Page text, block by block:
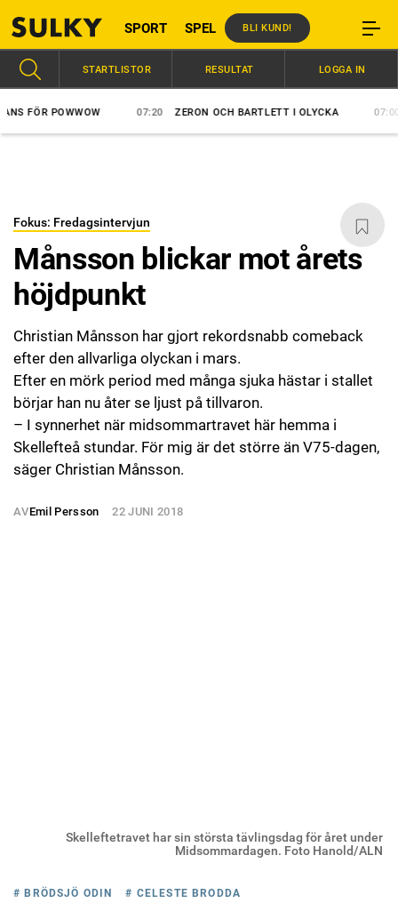
SPORT SPEL BLI KUND!
POWWOW ZERON OCH BARTLETT I OLYCKA
STARTLISTOR RESULTAT LOGGA IN
Fokus: Fredagsintervjun
Månsson blickar mot årets
höjdpunkt
Christian Månsson har gjort rekordsnabb comeback
efter den allvarliga olyckan i mars.
Efter en mörk period med många sjuka hästar i stallet
börjar han nu åter se ljust på tillvaron.
– I synnerhet när midsommartravet här hemma i
Skellefteå stundar. För mig är det större än V75-dagen,
säger Christian Månsson.
AVEmil Persson 22 JUNI 2018
Skelleftetravet har sin största tävlingsdag för året under
Midsommardagen. Foto Hanold/ALN
# BRÖDSJÖ ODIN # CELESTE BRODDA